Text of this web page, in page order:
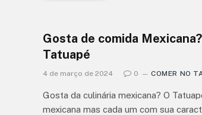
Gosta de comida
Tatuapé
4 de março de 2024 0 COMER NO
Gosta da culinária mexicana? O
mexicana mas cada um com sua
3 de agosto